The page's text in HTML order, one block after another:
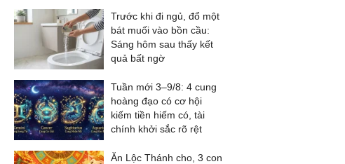
Trước khi đi ngủ, đổ một
bát muối vào bồn cầu:
Sáng hôm sau thấy kết
quả bất ngờ
Tuần mới 3–9/8: 4 cung
hoàng đạo có cơ hội
kiếm tiền hiếm có, tài
chính khởi sắc rõ rệt
Ăn Lộc Thánh cho, 3 con